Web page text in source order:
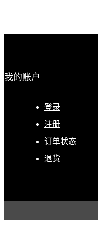
我的账户
登录
注册
订单状态
退货